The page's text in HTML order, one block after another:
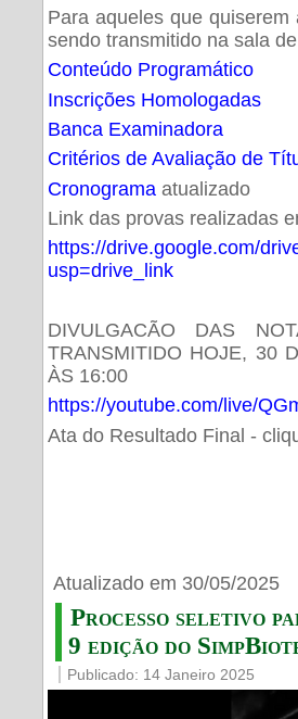
Para aqueles que
sendo transmitido na sala
Conteúdo Programático
Inscrições Homologadas
Banca Examinadora
Critérios de Avaliação de
Cronogramaatualizado
Link das provas realizadas
https://drive.google.com/
usp=drive_link
DIVULGACÃO DAS
TRANSMITIDO HOJE, 30
ÀS 16:00
https://youtube.com/live/
Ata do Resultado Final -
Atualizado em 30/05/2025
Processo seletivo
9 edição do
Publicado: 14 Janeiro 2025